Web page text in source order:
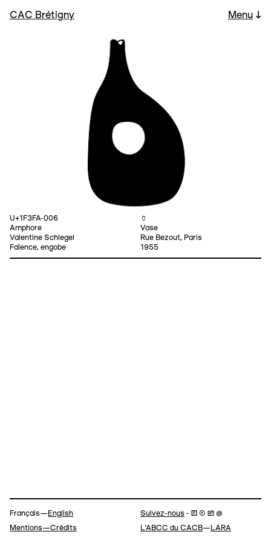
CAC Brétigny Menu ↓
U+1F3FA-006
Amphore
🏺
Vase
Valentine Schlegel
Faïence, engobe
Rue Bezout, Paris
1955
Navigation
Français— English Suivez-nous - 🄵 ⓣ 📷 @
Mentions—Crédits L’ABCC du CACB— LARA